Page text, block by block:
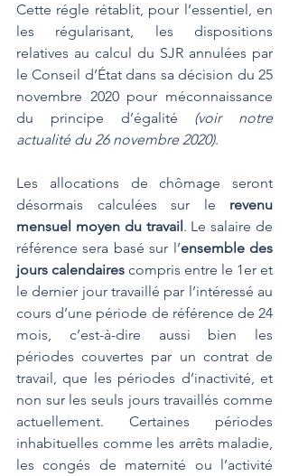
Cette régle rétablit, pour l’essentiel, en
les régularisant, les dispositions
relatives au calcul du SJR annulées par
le Conseil d’État dans sa décision du 25
novembre 2020 pour méconnaissance
du principe d’égalité (voir notre
actualité du 26 novembre 2020).
Les allocations de chômage seront
désormais calculées sur le revenu
mensuel moyen du travail. Le salaire de
référence sera basé sur l’ensemble des
jours calendaires compris entre le 1er et
le dernier jour travaillé par l’intéressé au
cours d’une période de référence de 24
mois, c’est-à-dire aussi bien les
périodes couvertes par un contrat de
travail, que les périodes d’inactivité, et
non sur les seuls jours travaillés comme
actuellement. Certaines périodes
inhabituelles comme les arrêts maladie,
les congés de maternité ou l’activité